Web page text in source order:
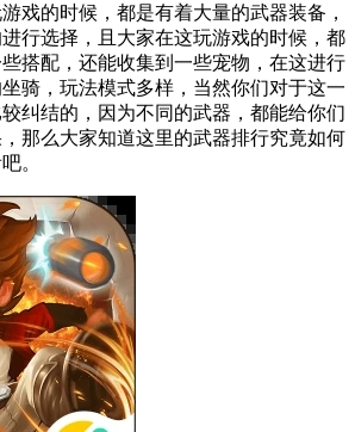
戏的时候，都是有着大量的武器装备，
行选择，且大家在这玩游戏的时候，都
搭配，还能收集到一些宠物，在这进行
骑，玩法模式多样，当然你们对于这一
纠结的，因为不同的武器，都能给你们
那么大家知道这里的武器排行究竟如何
。